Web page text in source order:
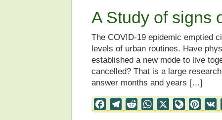
A Study of signs
The COVID-19 epidemic emptied
levels of urban routines. Have
established a new mode to live
cancelled? That is a large
answer months and years […]
FacebookTelegramRedditWhatsApp